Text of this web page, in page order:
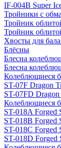
IF-004B Super
Тройники с
Тройник
Тройник
Хвосты для
Блёсны
Блесна
Блесна
Колеблющиеся
ST-07F Dragon
ST-07FD
Колеблющиеся
ST-018A Forged
ST-018B Forged
ST-018C Forged
ST-018D Forged